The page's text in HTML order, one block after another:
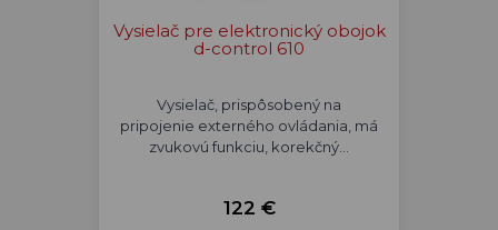
Vysielač pre elektronický obojok
d-control 610
Vysielač, prispôsobený na
pripojenie externého ovládania, má
zvukovú funkciu, korekčný…
122 €